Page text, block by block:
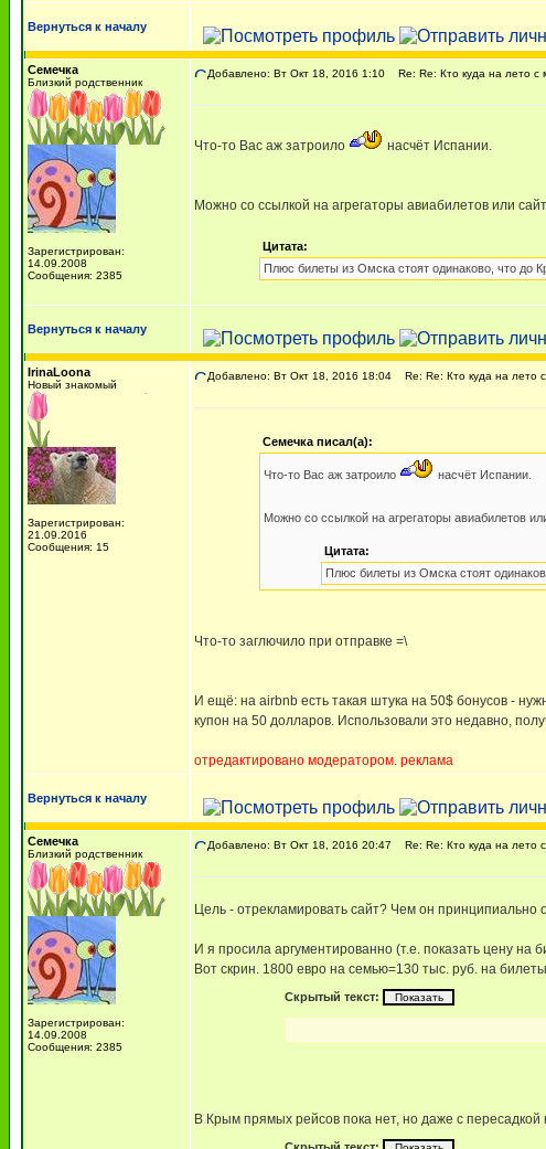
Вернуться к началу
Семечка
Близкий родственник
Зарегистрирован:
14.09.2008
Сообщения: 2385
Добавлено: Вт Окт 18, 2016 1:10 Re: Re: Кто куда на лето
Что-то Вас аж затроило насчёт Испании.
Можно со ссылкой на агрегаторы авиабилетов или
Цитата:
Плюс билеты из Омска стоят одинаково, что до
Вернуться к началу
IrinaLoona
Новый знакомый
Зарегистрирован:
21.09.2016
Сообщения: 15
Добавлено: Вт Окт 18, 2016 18:04 Re: Re: Кто куда на лето
Семечка писал(а):
Что-то Вас аж затроило насчёт Испании.
Можно со ссылкой на агрегаторы авиабилетов
Цитата:
Плюс билеты из Омска стоят
Что-то заглючило при отправке =\
И ещё: на airbnb есть такая штука на 50$ бонусов -
купон на 50 долларов. Использовали это недавно,
отредактировано модератором. реклама
Вернуться к началу
Семечка
Близкий родственник
Зарегистрирован:
14.09.2008
Сообщения: 2385
Добавлено: Вт Окт 18, 2016 20:47 Re: Re: Кто куда на лето
Цель - отрекламировать сайт? Чем он принципиально
И я просила аргументированно (т.е. показать цену
Вот скрин. 1800 евро на семью=130 тыс. руб. на
Скрытый текст:
В Крым прямых рейсов пока нет, но даже с пересадкой